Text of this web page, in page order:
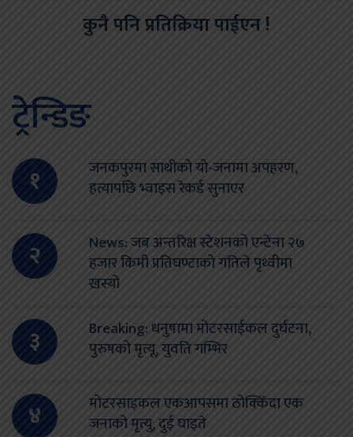
कुनै पनि प्रतिक्रिया पाईएन !
ट्रेन्डिङ
१
जनकपुरमा साथीको यो-जनामा अपहरण,
हत्यापछि भ्वाइस रेकर्ड सुनाएर
२
News: जब अन्तरिक्ष स्टेशनको एन्टेना २७
हजार किमी प्रतिघण्टाको गतिले पृथ्वीमा
खस्यो
३
Breaking: धनुषामा मोटरसाईकल दुर्घटना,
पुरुषको मृत्यू, युवति गम्भिर
४
मोटरसाइकल एकआपसमा ठोक्किँदा एक
जनाको मृत्यु, दुई घाइते